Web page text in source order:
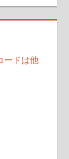
ードは他